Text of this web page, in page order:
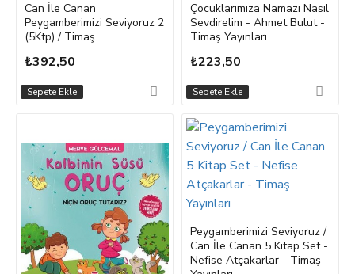
Can İle Canan
Peygamberimizi Seviyoruz 2
(5Ktp) / Timaş
₺392,50
Sepete Ekle
Çocuklarımıza Namazı Nasıl
Sevdirelim - Ahmet Bulut -
Timaş Yayınları
₺223,50
Sepete Ekle
Peygamberimizi Seviyoruz /
Can İle Canan 5 Kitap Set -
Nefise Atçakarlar - Timaş